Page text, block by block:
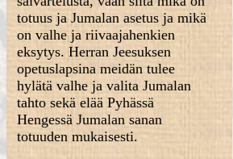
totuus ja Jumalan asetus ja mikä
on valhe ja riivaajahenkien
eksytys. Herran Jeesuksen
opetuslapsina meidän tulee
hylätä valhe ja valita Jumalan
tahto sekä elää Pyhässä
Hengessä Jumalan sanan
totuuden mukaisesti.